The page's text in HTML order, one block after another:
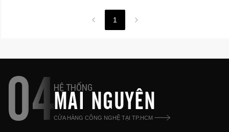
1
04HỆ THỐNG
MAI NGUYÊN
CỬA HÀNG CÔNG NGHỆ TẠI TP.HCM